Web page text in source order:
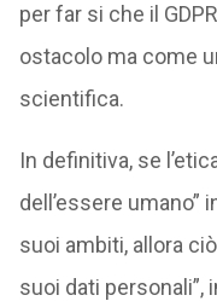
per far si che il
ostacolo ma come
scientifica.
In definitiva, se
dell’essere
suoi ambiti, allora
suoi dati